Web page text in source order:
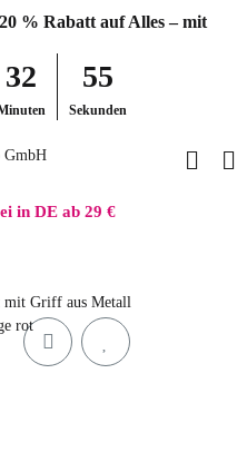
% Rabatt auf Alles – mit
32 55
Sekunden
in DE ab 29 €